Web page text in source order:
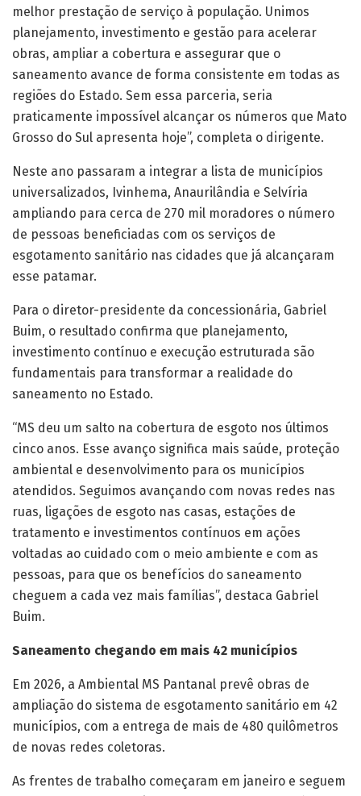
melhor prestação de serviço à população. Unimos
planejamento, investimento e gestão para acelerar
obras, ampliar a cobertura e assegurar que o
saneamento avance de forma consistente em todas as
regiões do Estado. Sem essa parceria, seria
praticamente impossível alcançar os números que Mato
Grosso do Sul apresenta hoje”, completa o dirigente.
Neste ano passaram a integrar a lista de municípios
universalizados, Ivinhema, Anaurilândia e Selvíria
ampliando para cerca de 270 mil moradores o número
de pessoas beneficiadas com os serviços de
esgotamento sanitário nas cidades que já alcançaram
esse patamar.
Para o diretor-presidente da concessionária, Gabriel
Buim, o resultado confirma que planejamento,
investimento contínuo e execução estruturada são
fundamentais para transformar a realidade do
saneamento no Estado.
“MS deu um salto na cobertura de esgoto nos últimos
cinco anos. Esse avanço significa mais saúde, proteção
ambiental e desenvolvimento para os municípios
atendidos. Seguimos avançando com novas redes nas
ruas, ligações de esgoto nas casas, estações de
tratamento e investimentos contínuos em ações
voltadas ao cuidado com o meio ambiente e com as
pessoas, para que os benefícios do saneamento
cheguem a cada vez mais famílias”, destaca Gabriel
Buim.
Saneamento chegando em mais 42 municípios
Em 2026, a Ambiental MS Pantanal prevê obras de
ampliação do sistema de esgotamento sanitário em 42
municípios, com a entrega de mais de 480 quilômetros
de novas redes coletoras.
As frentes de trabalho começaram em janeiro e seguem